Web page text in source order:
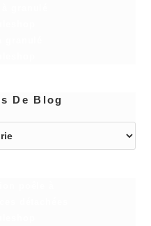
De Blog